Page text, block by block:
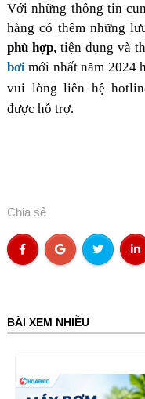
Với những thông tin
hàng có thêm những
phù hợp, tiện dụng và
bơimới nhất năm 2024
vui lòng liên hệ
được hỗ trợ.
Chia sẻ
BÀI XEM NHIỀU